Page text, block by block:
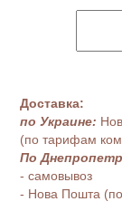
Доставка:
по Украине:
(по тарифам
По
- самовывоз
- Нова Пошта